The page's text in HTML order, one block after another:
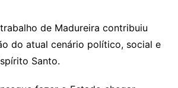
de Madureira contribuiu
do atual cenário político, social e
Santo.